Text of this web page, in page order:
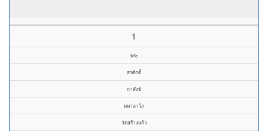
1
พระ
สรศักดิ์
กาสังข์
มหาลาโภ
วัดสร้างแก้ว